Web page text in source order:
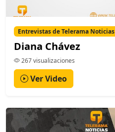
Entrevistas de Telerama Noticias
Diana Chávez
267 visualizaciones
Ver Video